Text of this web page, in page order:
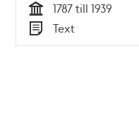
och
shoppingkvitton /
Maja Hultman
Tid
1787 till 1939
Typ
Text